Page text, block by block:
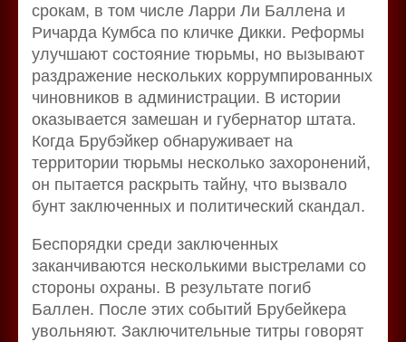
срокам, в том числе Ларри Ли Баллена и
Ричарда Кумбса по кличке Дикки. Реформы
улучшают состояние тюрьмы, но вызывают
раздражение нескольких коррумпированных
чиновников в администрации. В истории
оказывается замешан и губернатор штата.
Когда Брубэйкер обнаруживает на
территории тюрьмы несколько захоронений,
он пытается раскрыть тайну, что вызвало
бунт заключенных и политический скандал.
Беспорядки среди заключенных
заканчиваются несколькими выстрелами со
стороны охраны. В результате погиб
Баллен. После этих событий Брубейкера
увольняют. Заключительные титры говорят